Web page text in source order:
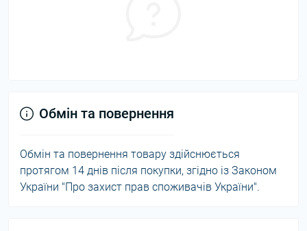
Обмін та повернення
Обмін та повернення товару здійснюється
протягом 14 днів після покупки, згідно із Законом
України "Про захист прав споживачів України".